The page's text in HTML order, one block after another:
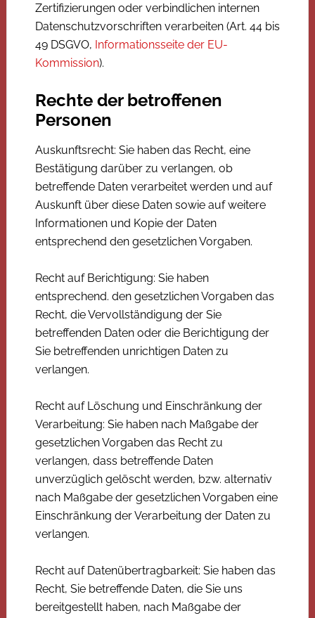
Zertifizierungen oder verbindlichen internen
Datenschutzvorschriften verarbeiten (Art. 44 bis
49 DSGVO, Informationsseite der EU-
Kommission).
Rechte der betroffenen
Personen
Auskunftsrecht: Sie haben das Recht, eine
Bestätigung darüber zu verlangen, ob
betreffende Daten verarbeitet werden und auf
Auskunft über diese Daten sowie auf weitere
Informationen und Kopie der Daten
entsprechend den gesetzlichen Vorgaben.
Recht auf Berichtigung: Sie haben
entsprechend. den gesetzlichen Vorgaben das
Recht, die Vervollständigung der Sie
betreffenden Daten oder die Berichtigung der
Sie betreffenden unrichtigen Daten zu
verlangen.
Recht auf Löschung und Einschränkung der
Verarbeitung: Sie haben nach Maßgabe der
gesetzlichen Vorgaben das Recht zu
verlangen, dass betreffende Daten
unverzüglich gelöscht werden, bzw. alternativ
nach Maßgabe der gesetzlichen Vorgaben eine
Einschränkung der Verarbeitung der Daten zu
verlangen.
Recht auf Datenübertragbarkeit: Sie haben das
Recht, Sie betreffende Daten, die Sie uns
bereitgestellt haben, nach Maßgabe der